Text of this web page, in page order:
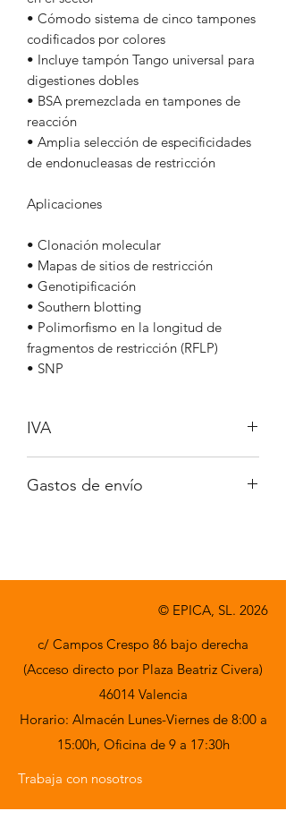
• Cómodo sistema de cinco tampones
codificados por colores
• Incluye tampón Tango universal para
digestiones dobles
• BSA premezclada en tampones de
reacción
• Amplia selección de especificidades
de endonucleasas de restricción
Aplicaciones
• Clonación molecular
• Mapas de sitios de restricción
• Genotipificación
• Southern blotting
• Polimorfismo en la longitud de
fragmentos de restricción (RFLP)
• SNP
IVA
Gastos de envío
© EPICA, SL. 2026
c/ Campos Crespo 86 bajo derecha
(Acceso directo por Plaza Beatriz Civera)
46014 Valencia
Horario: Almacén Lunes-Viernes de 8:00 a
15:00h, Oficina de 9 a 17:30h
Trabaja con nosotros